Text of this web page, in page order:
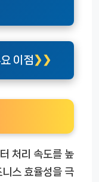
이점
처리 속도를 높
스 효율성을 극